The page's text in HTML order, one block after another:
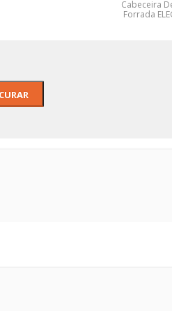
Cabeceira
Forrada